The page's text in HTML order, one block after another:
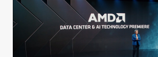
HAKU